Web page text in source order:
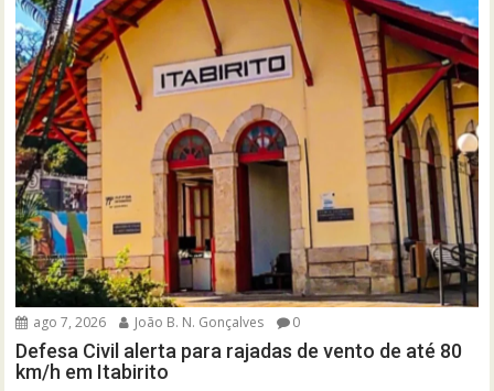
ago 7, 2026 João B. N. Gonçalves 0
Defesa Civil alerta para rajadas de vento de até 80
km/h em Itabirito